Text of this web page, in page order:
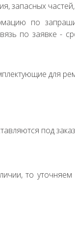
запасных
по
по заявке -
для
под
то